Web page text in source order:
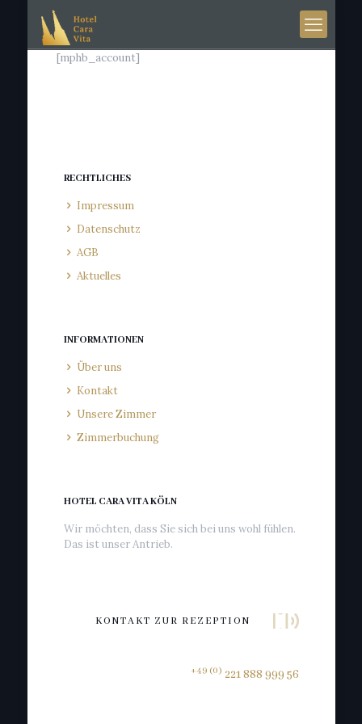
[mphb_account]
RECHTLICHES
Impressum
Datenschutz
AGB
Aktuelles
INFORMATIONEN
Über uns
Kontakt
Unsere Zimmer
Zimmerbuchung
HOTEL CARA VITA KÖLN
Wir möchten, dass Sie sich bei uns wohl fühlen.
Das ist unser Antrieb.
KONTAKT ZUR REZEPTION
+49 (0) 221 888 999 56